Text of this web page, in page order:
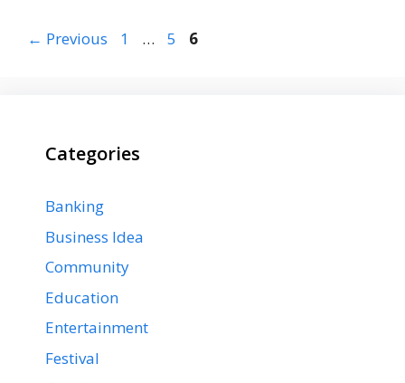
← Previous Page
1 … Page
5 Page
6
Categories
Banking
Business Idea
Community
Education
Entertainment
Festival